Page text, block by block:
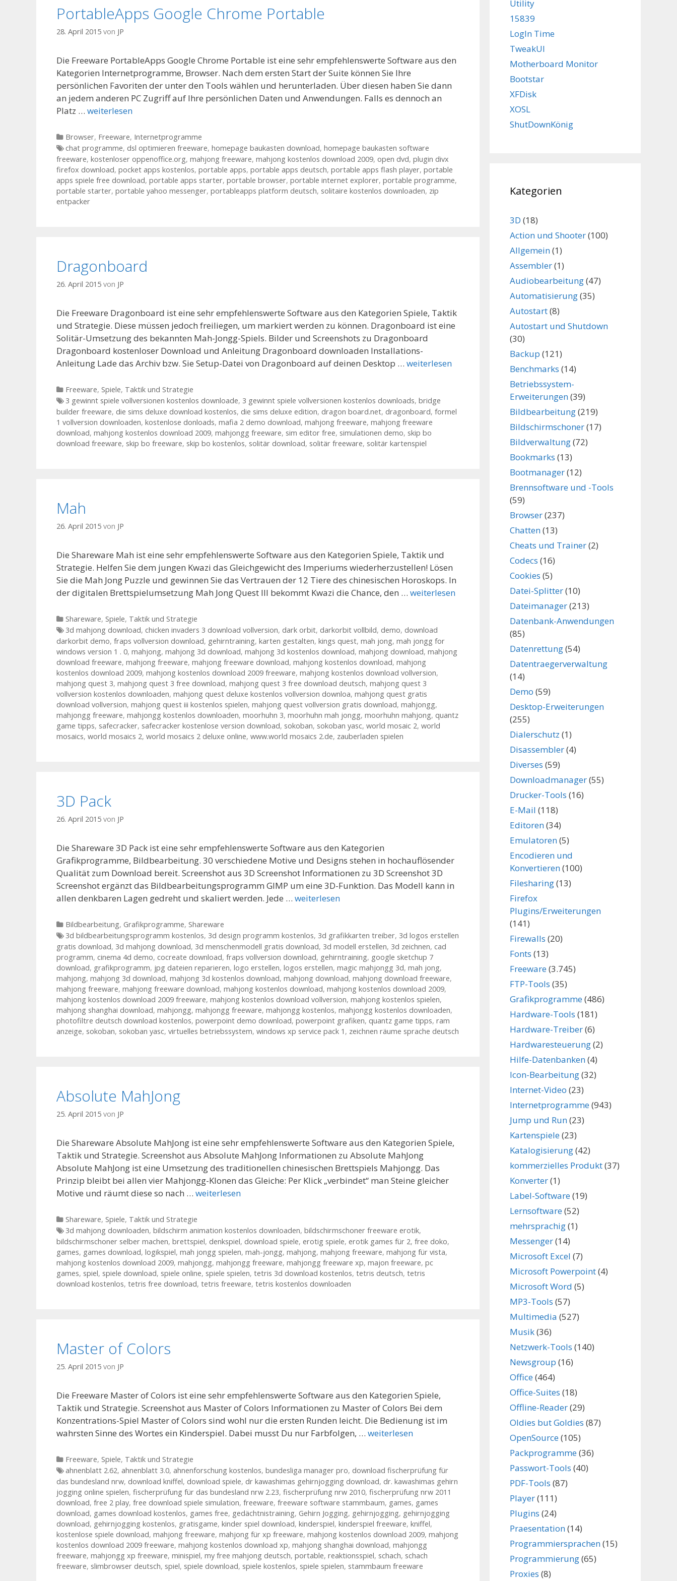
PortableApps Google Chrome Portable
28. April 2015 von JP
Die Freeware PortableApps Google Chrome Portable ist eine sehr empfehlenswerte Software aus den
Kategorien Internetprogramme, Browser. Nach dem ersten Start der Suite können Sie Ihre
persönlichen Favoriten der unter den Tools wählen und herunterladen. Über diesen haben Sie dann
an jedem anderen PC Zugriff auf Ihre persönlichen Daten und Anwendungen. Falls es dennoch an
Platz … weiterlesen
Kategorien
Browser, Freeware, Internetprogramme
Tags
chat programme, dsl optimieren freeware, homepage baukasten download, homepage baukasten software
freeware, kostenloser oppenoffice.org, mahjong freeware, mahjong kostenlos download 2009, open dvd, plugin divx
firefox download, pocket apps kostenlos, portable apps, portable apps deutsch, portable apps flash player, portable
apps spiele free download, portable apps starter, portable browser, portable internet explorer, portable programme,
portable starter, portable yahoo messenger, portableapps platform deutsch, solitaire kostenlos downloaden, zip
entpacker
Dragonboard
26. April 2015 von JP
Die Freeware Dragonboard ist eine sehr empfehlenswerte Software aus den Kategorien Spiele, Taktik
und Strategie. Diese müssen jedoch freiliegen, um markiert werden zu können. Dragonboard ist eine
Solitär-Umsetzung des bekannten Mah-Jongg-Spiels. Bilder und Screenshots zu Dragonboard
Dragonboard kostenloser Download und Anleitung Dragonboard downloaden Installations-
Anleitung Lade das Archiv bzw. Sie Setup-Datei von Dragonboard auf deinen Desktop … weiterlesen
Kategorien
Freeware, Spiele, Taktik und Strategie
Tags
3 gewinnt spiele vollversionen kostenlos downloade, 3 gewinnt spiele vollversionen kostenlos downloads, bridge
builder freeware, die sims deluxe download kostenlos, die sims deluxe edition, dragon board.net, dragonboard, formel
1 vollversion downloaden, kostenlose donloads, mafia 2 demo download, mahjong freeware, mahjong freeware
download, mahjong kostenlos download 2009, mahjongg freeware, sim editor free, simulationen demo, skip bo
download freeware, skip bo freeware, skip bo kostenlos, solitär download, solitär freeware, solitär kartenspiel
Mah
26. April 2015 von JP
Die Shareware Mah ist eine sehr empfehlenswerte Software aus den Kategorien Spiele, Taktik und
Strategie. Helfen Sie dem jungen Kwazi das Gleichgewicht des Imperiums wiederherzustellen! Lösen
Sie die Mah Jong Puzzle und gewinnen Sie das Vertrauen der 12 Tiere des chinesischen Horoskops. In
der digitalen Brettspielumsetzung Mah Jong Quest III bekommt Kwazi die Chance, den … weiterlesen
Kategorien
Shareware, Spiele, Taktik und Strategie
Tags
3d mahjong download, chicken invaders 3 download vollversion, dark orbit, darkorbit vollbild, demo, download
darkorbit demo, fraps vollversion download, gehirntraining, karten gestalten, kings quest, mah jong, mah jongg for
windows version 1 . 0, mahjong, mahjong 3d download, mahjong 3d kostenlos download, mahjong download, mahjong
download freeware, mahjong freeware, mahjong freeware download, mahjong kostenlos download, mahjong
kostenlos download 2009, mahjong kostenlos download 2009 freeware, mahjong kostenlos download vollversion,
mahjong quest 3, mahjong quest 3 free download, mahjong quest 3 free download deutsch, mahjong quest 3
vollversion kostenlos downloaden, mahjong quest deluxe kostenlos vollversion downloa, mahjong quest gratis
download vollversion, mahjong quest iii kostenlos spielen, mahjong quest vollversion gratis download, mahjongg,
mahjongg freeware, mahjongg kostenlos downloaden, moorhuhn 3, moorhuhn mah jongg, moorhuhn mahjong, quantz
game tipps, safecracker, safecracker kostenlose version download, sokoban, sokoban yasc, world mosaic 2, world
mosaics, world mosaics 2, world mosaics 2 deluxe online, www.world mosaics 2.de, zauberladen spielen
3D Pack
26. April 2015 von JP
Die Shareware 3D Pack ist eine sehr empfehlenswerte Software aus den Kategorien
Grafikprogramme, Bildbearbeitung. 30 verschiedene Motive und Designs stehen in hochauflösender
Qualität zum Download bereit. Screenshot aus 3D Screenshot Informationen zu 3D Screenshot 3D
Screenshot ergänzt das Bildbearbeitungsprogramm GIMP um eine 3D-Funktion. Das Modell kann in
allen denkbaren Lagen gedreht und skaliert werden. Jede … weiterlesen
Kategorien
Bildbearbeitung, Grafikprogramme, Shareware
Tags
3d bildbearbeitungsprogramm kostenlos, 3d design programm kostenlos, 3d grafikkarten treiber, 3d logos erstellen
gratis download, 3d mahjong download, 3d menschenmodell gratis download, 3d modell erstellen, 3d zeichnen, cad
programm, cinema 4d demo, cocreate download, fraps vollversion download, gehirntraining, google sketchup 7
download, grafikprogramm, jpg dateien reparieren, logo erstellen, logos erstellen, magic mahjongg 3d, mah jong,
mahjong, mahjong 3d download, mahjong 3d kostenlos download, mahjong download, mahjong download freeware,
mahjong freeware, mahjong freeware download, mahjong kostenlos download, mahjong kostenlos download 2009,
mahjong kostenlos download 2009 freeware, mahjong kostenlos download vollversion, mahjong kostenlos spielen,
mahjong shanghai download, mahjongg, mahjongg freeware, mahjongg kostenlos, mahjongg kostenlos downloaden,
photofiltre deutsch download kostenlos, powerpoint demo download, powerpoint grafiken, quantz game tipps, ram
anzeige, sokoban, sokoban yasc, virtuelles betriebssystem, windows xp service pack 1 , zeichnen räume sprache deutsch
Absolute MahJong
25. April 2015 von JP
Die Shareware Absolute MahJong ist eine sehr empfehlenswerte Software aus den Kategorien Spiele,
Taktik und Strategie. Screenshot aus Absolute MahJong Informationen zu Absolute MahJong
Absolute MahJong ist eine Umsetzung des traditionellen chinesischen Brettspiels Mahjongg. Das
Prinzip bleibt bei allen vier Mahjongg-Klonen das Gleiche: Per Klick „verbindet“ man Steine gleicher
Motive und räumt diese so nach … weiterlesen
Kategorien
Shareware, Spiele, Taktik und Strategie
Tags
3d mahjong downloaden, bildschirm animation kostenlos downloaden, bildschirmschoner freeware erotik,
bildschirmschoner selber machen, brettspiel, denkspiel, download spiele, erotig spiele, erotik games für 2, free doko,
games, games download, logikspiel, mah jongg spielen, mah-jongg, mahjong, mahjong freeware, mahjong für vista,
mahjong kostenlos download 2009, mahjongg, mahjongg freeware, mahjongg freeware xp, majon freeware, pc
games, spiel, spiele download, spiele online, spiele spielen, tetris 3d download kostenlos, tetris deutsch, tetris
download kostenlos, tetris free download, tetris freeware, tetris kostenlos downloaden
Master of Colors
25. April 2015 von JP
Die Freeware Master of Colors ist eine sehr empfehlenswerte Software aus den Kategorien Spiele,
Taktik und Strategie. Screenshot aus Master of Colors Informationen zu Master of Colors Bei dem
Konzentrations-Spiel Master of Colors sind wohl nur die ersten Runden leicht. Die Bedienung ist im
wahrsten Sinne des Wortes ein Kinderspiel. Dabei musst Du nur Farbfolgen, … weiterlesen
Kategorien
Freeware, Spiele, Taktik und Strategie
Tags
ahnenblatt 2.62, ahnenblatt 3.0, ahnenforschung kostenlos, bundesliga manager pro, download fischerprüfung für
das bundesland nrw, download kniffel, download spiele, dr kawashimas gehirnjogging download, dr. kawashimas gehirn
jogging online spielen, fischerprüfung für das bundesland nrw 2.23, fischerprüfung nrw 2010, fischerprüfung nrw 2011
download, free 2 play, free download spiele simulation, freeware, freeware software stammbaum, games, games
download, games download kostenlos, games free, gedächtnistraining, Gehirn Jogging, gehirnjogging, gehirnjogging
download, gehirnjogging kostenlos, gratisgame, kinder spiel download, kinderspiel, kinderspiel freeware, kniffel,
kostenlose spiele download, mahjong freeware, mahjong für xp freeware, mahjong kostenlos download 2009, mahjong
kostenlos download 2009 freeware, mahjong kostenlos download xp, mahjong shanghai download, mahjongg
freeware, mahjongg xp freeware, minispiel, my free mahjong deutsch, portable, reaktionsspiel, schach, schach
freeware, slimbrowser deutsch, spiel, spiele download, spiele kostenlos, spiele spielen, stammbaum freeware
Utility
15839
LogIn Time
TweakUI
Motherboard Monitor
Bootstar
XFDisk
XOSL
ShutDownKönig
Kategorien
3D (18)
Action und Shooter(100)
Allgemein(1)
Assembler(1)
Audiobearbeitung(47)
Automatisierung(35)
Autostart(8)
Autostart und Shutdown
(30)
Backup (121)
Benchmarks (14)
Betriebssystem-
Erweiterungen(39)
Bildbearbeitung(219)
Bildschirmschoner(17)
Bildverwaltung(72)
Bookmarks (13)
Bootmanager(12)
Brennsoftware und -Tools
(59)
Browser(237)
Chatten(13)
Cheats und Trainer(2)
Codecs (16)
Cookies (5)
Datei-Splitter(10)
Dateimanager(213)
Datenbank-Anwendungen
(85)
Datenrettung(54)
Datentraegerverwaltung
(14)
Demo (59)
Desktop-Erweiterungen
(255)
Dialerschutz (1)
Disassembler(4)
Diverses (59)
Downloadmanager(55)
Drucker-Tools (16)
E-Mail (118)
Editoren(34)
Emulatoren(5)
Encodieren und
Konvertieren(100)
Filesharing(13)
Firefox
Plugins/Erweiterungen
(141)
Firewalls (20)
Fonts (13)
Freeware(3.745)
FTP-Tools (35)
Grafikprogramme(486)
Hardware-Tools (181)
Hardware-Treiber(6)
Hardwaresteuerung(2)
Hilfe-Datenbanken(4)
Icon-Bearbeitung(32)
Internet-Video (23)
Internetprogramme(943)
Jump und Run(23)
Kartenspiele(23)
Katalogisierung(42)
kommerzielles Produkt(37)
Konverter(1)
Label-Software(19)
Lernsoftware(52)
mehrsprachig(1)
Messenger(14)
Microsoft Excel (7)
Microsoft Powerpoint(4)
Microsoft Word (5)
MP3-Tools (57)
Multimedia (527)
Musik(36)
Netzwerk-Tools (140)
Newsgroup (16)
Office(464)
Office-Suites (18)
Offline-Reader(29)
Oldies but Goldies (87)
OpenSource(105)
Packprogramme(36)
Passwort-Tools (40)
PDF-Tools (87)
Player(111)
Plugins (24)
Praesentation(14)
Programmiersprachen(15)
Programmierung(65)
Proxies (8)